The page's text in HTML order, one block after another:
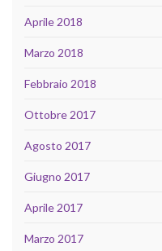
Aprile 2018
Marzo 2018
Febbraio 2018
Ottobre 2017
Agosto 2017
Giugno 2017
Aprile 2017
Marzo 2017